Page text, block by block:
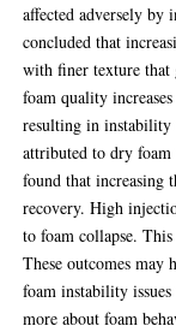
affected adversely by
concluded that
with finer texture that
foam quality
resulting in instability
attributed to dry
found that increasing
recovery. High
to foam collapse. This
These outcomes
foam instability
more about foam